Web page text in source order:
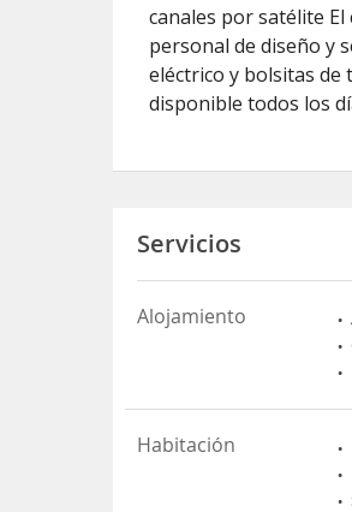
canales por satélite
personal de diseño y
eléctrico y bolsitas de
disponible todos los
Servicios
Alojamiento
Habitación